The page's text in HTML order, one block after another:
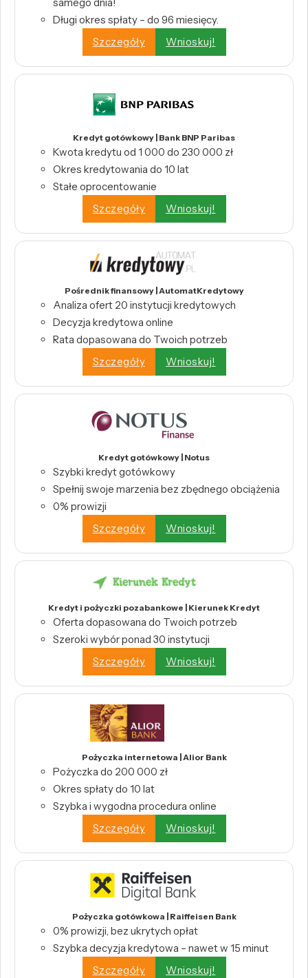
Długi okres spłaty – do 96 miesięcy.
Szczegóły
Wnioskuj!
Kredyt gotówkowy | Bank BNP Paribas
Kwota kredytu od 1 000 do 230 000 zł
Okres kredytowania do 10 lat
Stałe oprocentowanie
Szczegóły
Wnioskuj!
Pośrednik finansowy | AutomatKredytowy
Analiza ofert 20 instytucji kredytowych
Decyzja kredytowa online
Rata dopasowana do Twoich potrzeb
Szczegóły
Wnioskuj!
Kredyt gotówkowy | Notus
Szybki kredyt gotówkowy
Spełnij swoje marzenia bez zbędnego obciążenia
0% prowizji
Szczegóły
Wnioskuj!
Kredyt i pożyczki pozabankowe | Kierunek Kredyt
Oferta dopasowana do Twoich potrzeb
Szeroki wybór ponad 30 instytucji
Szczegóły
Wnioskuj!
Pożyczka internetowa | Alior Bank
Pożyczka do 200 000 zł
Okres spłaty do 10 lat
Szybka i wygodna procedura online
Szczegóły
Wnioskuj!
Pożyczka gotówkowa | Raiffeisen Bank
0% prowizji, bez ukrytych opłat
Szybka decyzja kredytowa – nawet w 15 minut
Szczegóły
Wnioskuj!